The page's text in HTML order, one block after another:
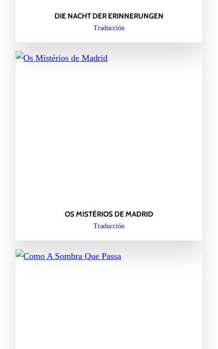
DIE NACHT DER ERINNERUNGEN
Traducción
OS MISTÉRIOS DE MADRID
Traducción